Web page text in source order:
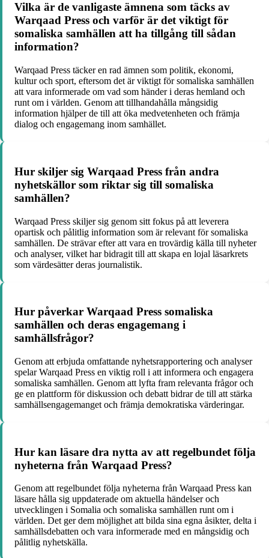
Vilka är de vanligaste ämnena som täcks av
Warqaad Press och varför är det viktigt för
somaliska samhällen att ha tillgång till sådan
information?
Warqaad Press täcker en rad ämnen som politik, ekonomi,
kultur och sport, eftersom det är viktigt för somaliska samhällen
att vara informerade om vad som händer i deras hemland och
runt om i världen. Genom att tillhandahålla mångsidig
information hjälper de till att öka medvetenheten och främja
dialog och engagemang inom samhället.
Hur skiljer sig Warqaad Press från andra
nyhetskällor som riktar sig till somaliska
samhällen?
Warqaad Press skiljer sig genom sitt fokus på att leverera
opartisk och pålitlig information som är relevant för somaliska
samhällen. De strävar efter att vara en trovärdig källa till nyheter
och analyser, vilket har bidragit till att skapa en lojal läsarkrets
som värdesätter deras journalistik.
Hur påverkar Warqaad Press somaliska
samhällen och deras engagemang i
samhällsfrågor?
Genom att erbjuda omfattande nyhetsrapportering och analyser
spelar Warqaad Press en viktig roll i att informera och engagera
somaliska samhällen. Genom att lyfta fram relevanta frågor och
ge en plattform för diskussion och debatt bidrar de till att stärka
samhällsengagemanget och främja demokratiska värderingar.
Hur kan läsare dra nytta av att regelbundet följa
nyheterna från Warqaad Press?
Genom att regelbundet följa nyheterna från Warqaad Press kan
läsare hålla sig uppdaterade om aktuella händelser och
utvecklingen i Somalia och somaliska samhällen runt om i
världen. Det ger dem möjlighet att bilda sina egna åsikter, delta i
samhällsdebatten och vara informerade med en mångsidig och
pålitlig nyhetskälla.